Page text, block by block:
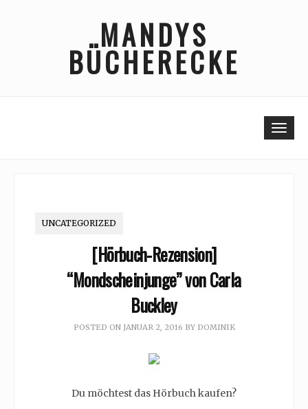
MANDYS
BÜCHERECKE
UNCATEGORIZED
[Hörbuch-Rezension]
“Mondscheinjunge” von Carla
Buckley
POSTED ON JANUAR 2, 2016 BY DOMINIK
Du möchtest das Hörbuch kaufen?